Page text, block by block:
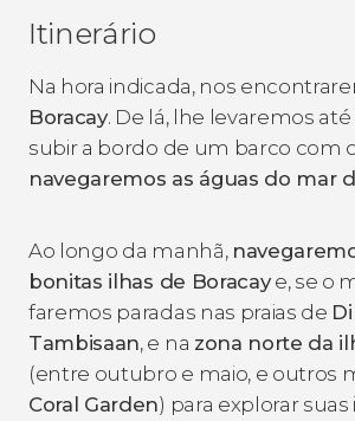
Itinerário
Na hora indicada, nos
Boracay. De lá, lhe levaremos até
subir a bordo de um barco com
navegaremos as águas do mar
Ao longo da manhã,
bonitas ilhas de Boracaye, se o
faremos paradas nas praias de
Tambisaan, e na zona norte da
(entre outubro e maio, e outros
Coral Garden) para explorar suas